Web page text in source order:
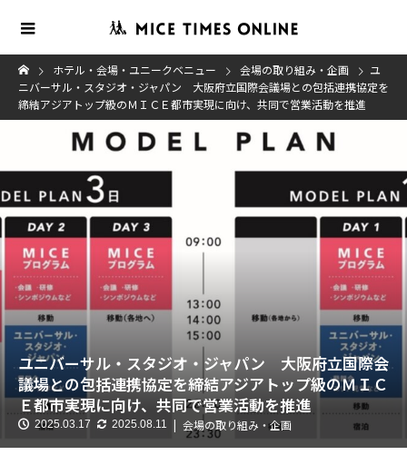
ホテル・会場・ユニークベニュー 会場の取り組み・企画
ユ
ニバーサル・スタジオ・ジャパン 大阪府立国際会議場との包括連携協定を
締結アジアトップ級のＭＩＣＥ都市実現に向け、共同で営業活動を推進
ユニバーサル・スタジオ・ジャパン 大阪府立国際会
議場との包括連携協定を締結アジアトップ級のＭＩＣ
Ｅ都市実現に向け、共同で営業活動を推進
2025.03.17 2025.08.11 会場の取り組み・企画